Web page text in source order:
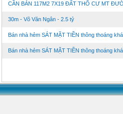
CẦN BÁN 117M2 7X19 ĐẤT THỔ CƯ MT
30m - Võ Văn Ngân - 2.5 tỷ
Bán nhà hẻm SÁT MẶT TIỀN thông thoáng
Bán nhà hẻm SÁT MẶT TIỀN thông thoáng